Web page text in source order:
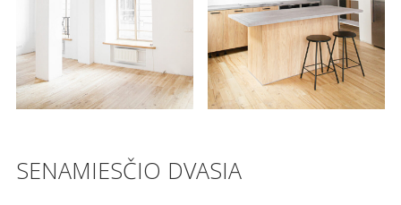
SENAMIESČIO DVASIA